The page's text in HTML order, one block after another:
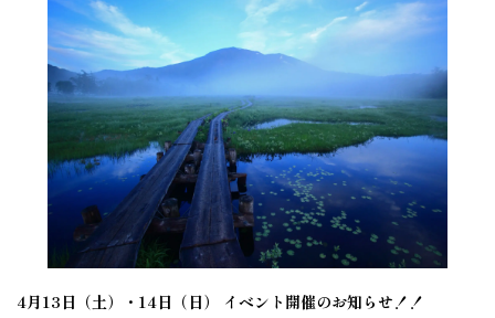
4月13日（土）・14日（日） イベント開催のお知らせ！！